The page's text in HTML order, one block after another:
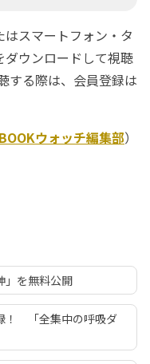
スマートフォン・タ
ダウンロードして視聴
する際は、会員登録は
BOOKウォッチ編集部）
」を無料公開
！ 「全集中の呼吸ダ